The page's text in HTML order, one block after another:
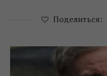
Поделиться: